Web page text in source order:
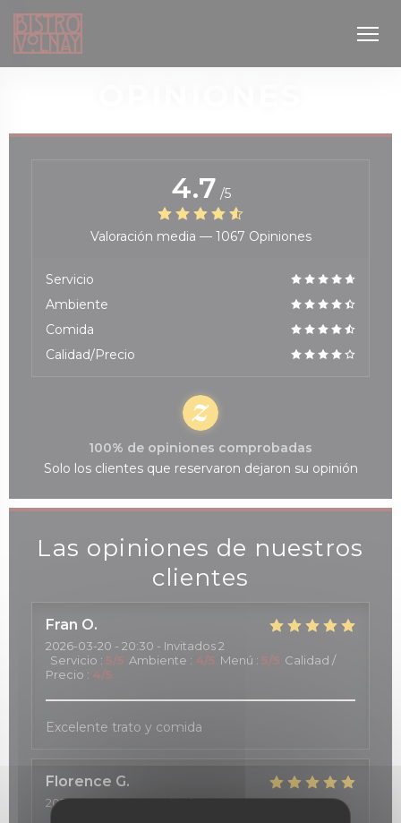
Las opiniones de nuestros
clientes
Fran O
2026-03-20 - 20:30 - Invitados 2
Servicio : 5/5 Ambiente : 4/5 Menú : 5/5 Calidad /
Precio : 4/5
Excelente trato y comida
Florence G
2026-03-20- 12:15 - Invitados 2
4.7 /5
Valoración media — 1067 Opiniones
Servicio
Ambiente
Comida
Calidad/Precio
100% de opiniones comprobadas
Solo los clientes que reservaron dejaron su opinión